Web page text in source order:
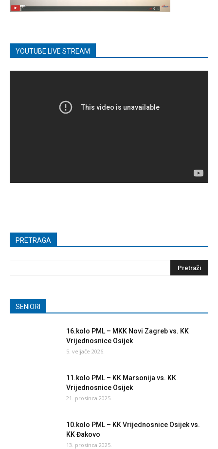
YOUTUBE LIVE STREAM
PRETRAGA
SENIORI
16.kolo PML – MKK Novi Zagreb vs. KK
Vrijednosnice Osijek
5. veljače 2026.
11.kolo PML – KK Marsonija vs. KK
Vrijednosnice Osijek
21. prosinca 2025.
10.kolo PML – KK Vrijednosnice Osijek vs.
KK Đakovo
13. prosinca 2025.